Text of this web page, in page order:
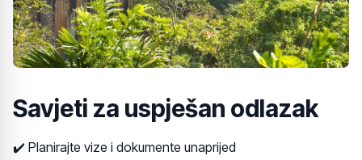
Savjeti za uspješan odlazak
✔️ Planirajte vize i dokumente unaprijed